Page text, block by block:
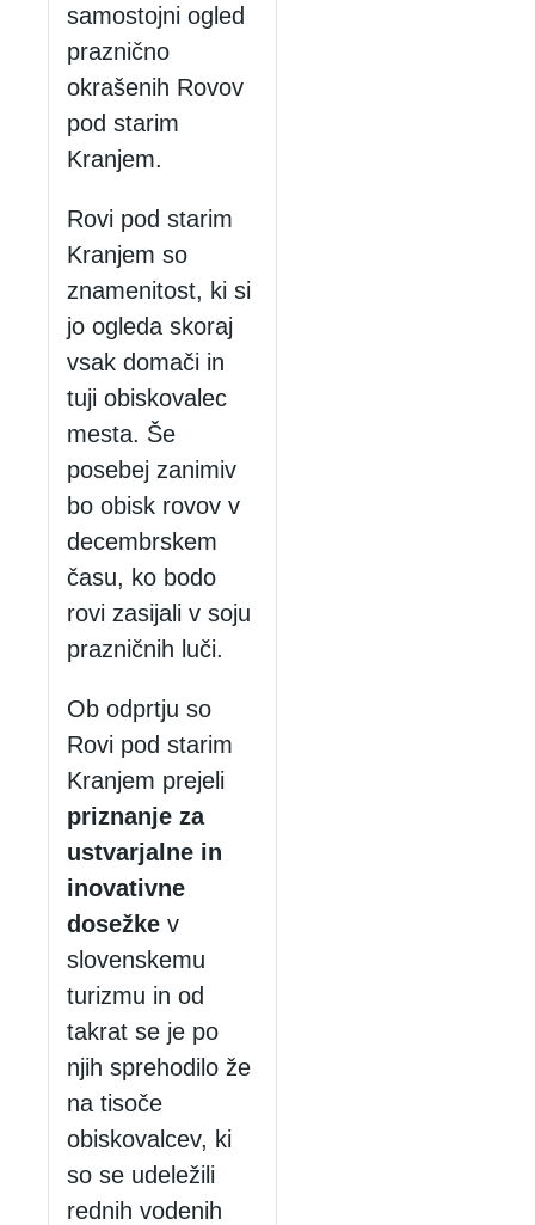
samostojni ogled
praznično
okrašenih Rovov
pod starim
Kranjem.
Rovi pod starim
Kranjem so
znamenitost, ki si
jo ogleda skoraj
vsak domači in
tuji obiskovalec
mesta. Še
posebej zanimiv
bo obisk rovov v
decembrskem
času, ko bodo
rovi zasijali v soju
prazničnih luči.
Ob odprtju so
Rovi pod starim
Kranjem prejeli
priznanje za
ustvarjalne in
inovativne
dosežke v
slovenskemu
turizmu in od
takrat se je po
njih sprehodilo že
na tisoče
obiskovalcev, ki
so se udeležili
rednih vodenih